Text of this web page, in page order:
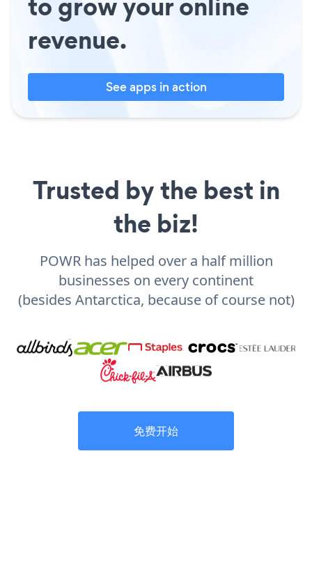
revenue.
See apps in action
Trusted by the best in
the biz!
POWR has helped over a half million
businesses on every continent
(besides Antarctica, because of course not)
免费开始